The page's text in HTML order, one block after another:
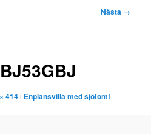
Nästa →
414i Enplansvilla med sjötomt